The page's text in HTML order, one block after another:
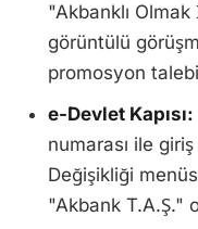
"Akbanklı
görüntülü
promosyon
e-Devlet Kapısı:
numarası ile
Değişikliği
"Akbank T.A.Ş."